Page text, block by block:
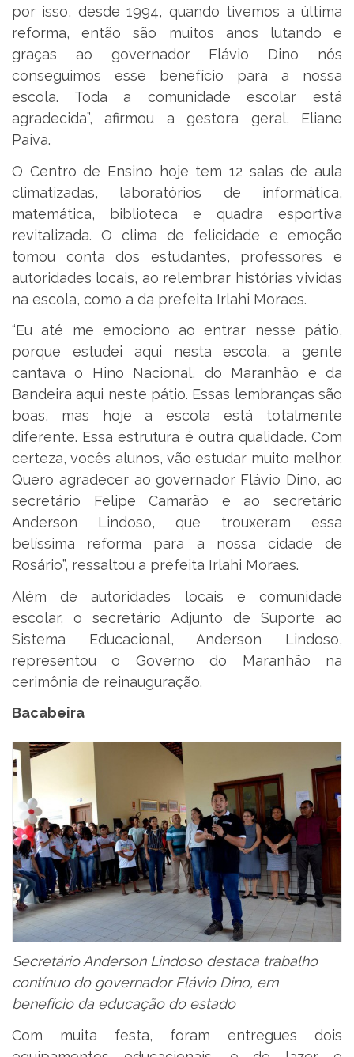
por isso, desde 1994, quando tivemos a última
reforma, então são muitos anos lutando e
graças ao governador Flávio Dino nós
conseguimos esse benefício para a nossa
escola. Toda a comunidade escolar está
agradecida”, afirmou a gestora geral, Eliane
Paiva.
O Centro de Ensino hoje tem 12 salas de aula
climatizadas, laboratórios de informática,
matemática, biblioteca e quadra esportiva
revitalizada. O clima de felicidade e emoção
tomou conta dos estudantes, professores e
autoridades locais, ao relembrar histórias vividas
na escola, como a da prefeita Irlahi Moraes.
“Eu até me emociono ao entrar nesse pátio,
porque estudei aqui nesta escola, a gente
cantava o Hino Nacional, do Maranhão e da
Bandeira aqui neste pátio. Essas lembranças são
boas, mas hoje a escola está totalmente
diferente. Essa estrutura é outra qualidade. Com
certeza, vocês alunos, vão estudar muito melhor.
Quero agradecer ao governador Flávio Dino, ao
secretário Felipe Camarão e ao secretário
Anderson Lindoso, que trouxeram essa
belíssima reforma para a nossa cidade de
Rosário”, ressaltou a prefeita Irlahi Moraes.
Além de autoridades locais e comunidade
escolar, o secretário Adjunto de Suporte ao
Sistema Educacional, Anderson Lindoso,
representou o Governo do Maranhão na
cerimônia de reinauguração.
Bacabeira
Secretário Anderson Lindoso destaca trabalho
contínuo do governador Flávio Dino, em
benefício da educação do estado
Com muita festa, foram entregues dois